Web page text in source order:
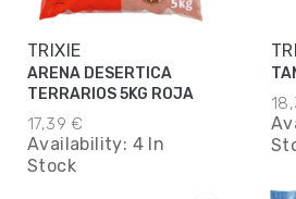
TRIXIE
ARENA DESERTICA
TERRARIOS 5KG ROJA
17,39 €
Availability: 4 In
Stock